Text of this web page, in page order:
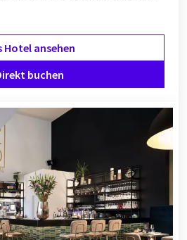
Hotel ansehen
buchen